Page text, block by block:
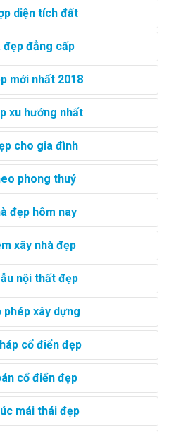
diện tích đất
đẹp đẳng cấp
mới nhất 2018
xu hướng nhất
cho gia đình
phong thuỷ
đẹp hôm nay
xây nhà đẹp
nội thất đẹp
phép xây dựng
cổ điển đẹp
cổ điển đẹp
mái thái đẹp